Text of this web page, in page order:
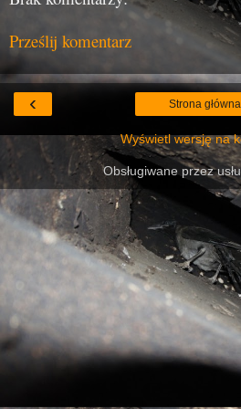
Prześlij komentarz
‹ Strona główna
Wyświetl wersję na
Obsługiwane przez